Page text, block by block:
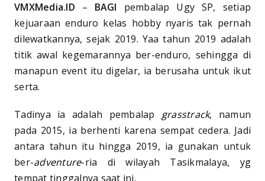
VMXMedia.ID – BAGI pembalap Ugy SP, setiap
kejuaraan enduro kelas hobby nyaris tak pernah
dilewatkannya, sejak 2019. Yaa tahun 2019 adalah
titik awal kegemarannya ber-enduro, sehingga di
manapun event itu digelar, ia berusaha untuk ikut
serta.
Tadinya ia adalah pembalap grasstrack, namun
pada 2015, ia berhenti karena sempat cedera. Jadi
antara tahun itu hingga 2019, ia gunakan untuk
ber-adventure-ria di wilayah Tasikmalaya, yg
tempat tinggalnya saat ini.